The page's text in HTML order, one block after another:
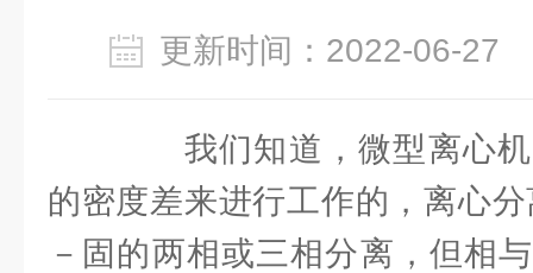
更新时间：2022-06-
我们知道，微型离心机
的密度差来进行工作的，离心
－固的两相或三相分离，但相